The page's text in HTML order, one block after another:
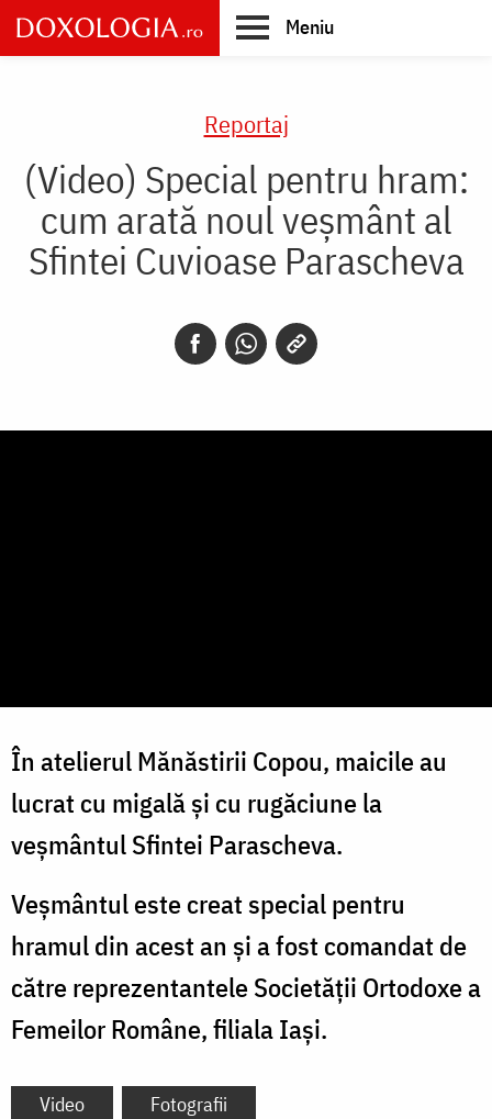
Skip
to
main
Meniu
Reportaj
(Video) Special pentru hram:
cum arată noul veșmânt al
Sfintei Cuvioase Parascheva
În atelierul Mănăstirii Copou, maicile au
lucrat cu migală și cu rugăciune la
veșmântul Sfintei Parascheva.
Veșmântul este creat special pentru
hramul din acest an și a fost comandat de
către reprezentantele Societății Ortodoxe a
Femeilor Române, filiala Iași.
Video Fotografii